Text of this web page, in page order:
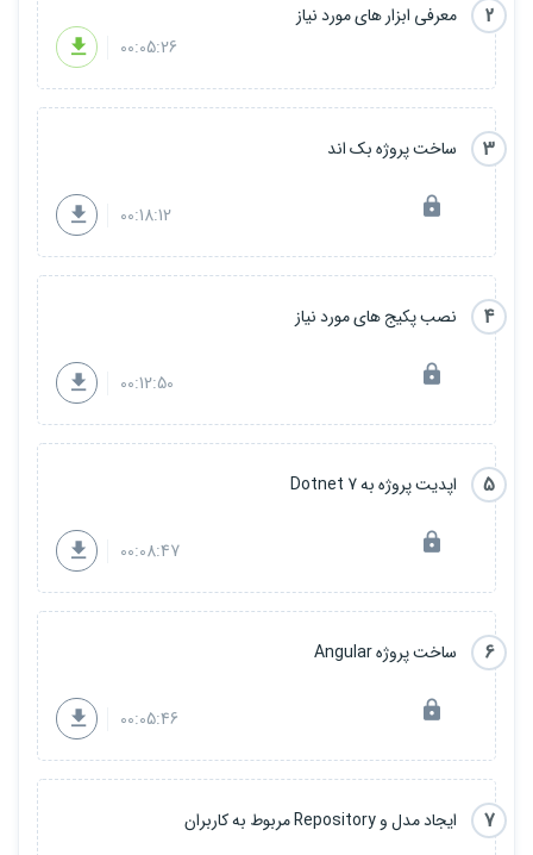
2
معرفی ابزار های مورد نیاز
00:05:26
3 ساخت پروژه بک اند
00:18:12
4 نصب پکیج های مورد نیاز
00:12:50
5 اپدیت پروژه به Dotnet 7
00:08:47
6 ساخت پروژه Angular
00:05:46
7 ایجاد مدل و Repository مربوط به کاربران